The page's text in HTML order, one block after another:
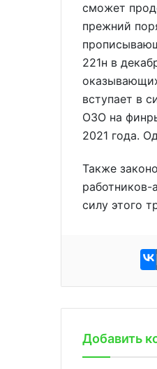
сможет
прежний
221н в
вступает в
ОЗО на
2021 года.
Также
работников-
силу этого
Добавить